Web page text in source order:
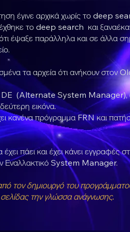
έγινε αρχικά χωρίς το deep
το deep search και
έψαξε παράλληλα και σε άλλα
τα αρχεία ότι ανήκουν στον
DE (Alternate System Manager),
εικόνα.
κανένα πρόγραμμα FRN και
πάει και έχει κάνει εγγραφές
Εναλλακτικό System Manager.
τον δημιουργό του
την γλώσσα ανάγνωσης.